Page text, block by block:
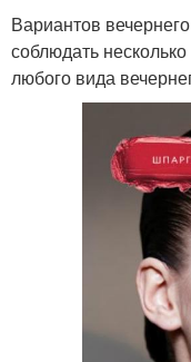
Вариантов
соблюдать
любого вида